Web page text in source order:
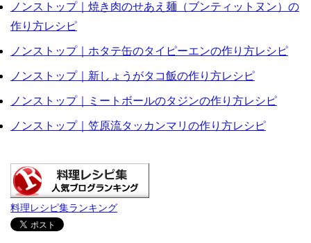
ノンストップ｜焼き肉のせあえ麺（ブンティットヌン）の
作り方レシピ
ノンストップ｜ホタテ缶のタイピーエンの作り方レシピ
ノンストップ｜新しょうがタコ飯の作り方レシピ
ノンストップ｜ミートボールのタジンの作り方レシピ
ノンストップ｜笠原流タッカンマリの作り方レシピ
料理レシピ集ランキング